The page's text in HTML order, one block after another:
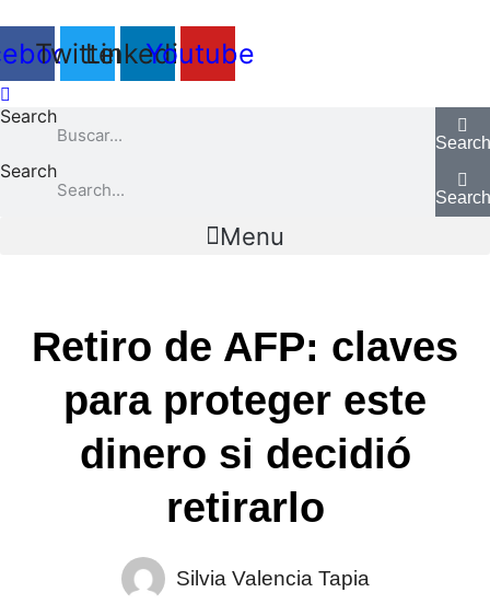
contenido
TwitterLinkedinYoutube
Search
Search
Search
Search
Menu
Retiro de AFP: claves
para proteger este
dinero si decidió
retirarlo
Silvia Valencia Tapia